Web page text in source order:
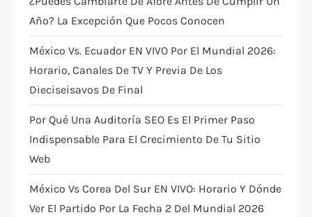
a
t
i
o
n
Año? La Excepción Que Pocos Conocen
México Vs. Ecuador EN VIVO Por El Mundial 2026:
Horario, Canales De TV Y Previa De Los
Dieciseisavos De Final
Por Qué Una Auditoría SEO Es El Primer Paso
Indispensable Para El Crecimiento De Tu Sitio
Web
México Vs Corea Del Sur EN VIVO: Horario Y Dónde
Ver El Partido Por La Fecha 2 Del Mundial 2026